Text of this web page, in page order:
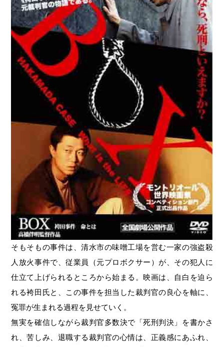
そもそもの事件は、清水市の味噌工場を営む一家の強盗殺
人放火事件で、従業員（元プロボクサー）が、その犯人に
仕立て上げられるところから始まる。映画は、自白を迫ら
れる袴田氏と、この事件を担当した裁判官の良心を軸に、
冤罪が生まれる過程を見せていく。
無実を確信しながら裁判官多数決で「死刑判決」を書かさ
れ、苦しみ、退職する裁判官の心情は、正義感にあふれ、